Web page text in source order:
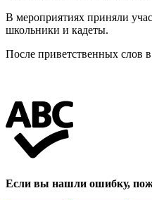
В мероприятиях приняли
школьники и кадеты.
После приветственных слов
Если вы нашли ошибку,